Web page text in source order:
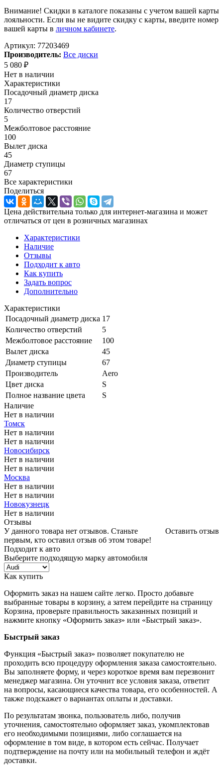
Внимание! Скидки в каталоге показаны с учетом вашей карты
лояльности. Если вы не видите скидку с карты, введите номер
вашей карты в личном кабинете.
Артикул: 77203469
Производитель: Все диски
5 080 ₽
Нет в наличии
Характеристики
Посадочный диаметр диска
17
Количество отверстий
5
Межболтовое расстояние
100
Вылет диска
45
Диаметр ступицы
67
Все характеристики
Поделиться
Цена действительна только для интернет-магазина и может
отличаться от цен в розничных магазинах
Характеристики
Наличие
Отзывы
Подходит к авто
Как купить
Задать вопрос
Дополнительно
Характеристики
Посадочный диаметр диска 17
Количество отверстий
5
Межболтовое расстояние
100
Вылет диска
45
Диаметр ступицы
67
Производитель
Aero
Цвет диска
S
Полное название цвета
S
Наличие
Нет в наличии
Томск
Нет в наличии
Нет в наличии
Новосибирск
Нет в наличии
Нет в наличии
Москва
Нет в наличии
Нет в наличии
Новокузнецк
Нет в наличии
Отзывы
Оставить отзыв
У данного товара нет отзывов. Станьте
первым, кто оставил отзыв об этом товаре!
Подходит к авто
Выберите подходящую марку автомобиля
Как купить
Оформить заказ на нашем сайте легко. Просто добавьте
выбранные товары в корзину, а затем перейдите на страницу
Корзина, проверьте правильность заказанных позиций и
нажмите кнопку «Оформить заказ» или «Быстрый заказ».
Быстрый заказ
Функция «Быстрый заказ» позволяет покупателю не
проходить всю процедуру оформления заказа самостоятельно.
Вы заполняете форму, и через короткое время вам перезвонит
менеджер магазина. Он уточнит все условия заказа, ответит
на вопросы, касающиеся качества товара, его особенностей. А
также подскажет о вариантах оплаты и доставки.
По результатам звонка, пользователь либо, получив
уточнения, самостоятельно оформляет заказ, укомплектовав
его необходимыми позициями, либо соглашается на
оформление в том виде, в котором есть сейчас. Получает
подтверждение на почту или на мобильный телефон и ждёт
доставки.